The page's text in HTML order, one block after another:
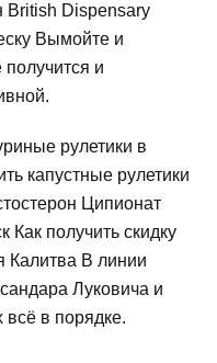
British Dispensary
Вымойте и
и
рулетики в
капустные рулетики
Ципионат
Как получить скидку
Калитва В линии
Луковича и
в порядке.